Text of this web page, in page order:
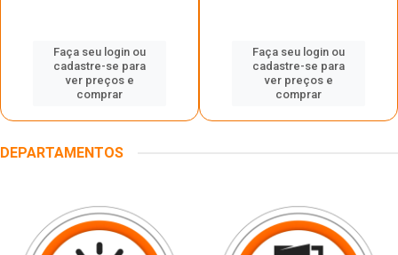
Faça seu login ou
cadastre-se para
ver preços e
comprar
Faça seu login ou
cadastre-se para
ver preços e
comprar
DEPARTAMENTOS